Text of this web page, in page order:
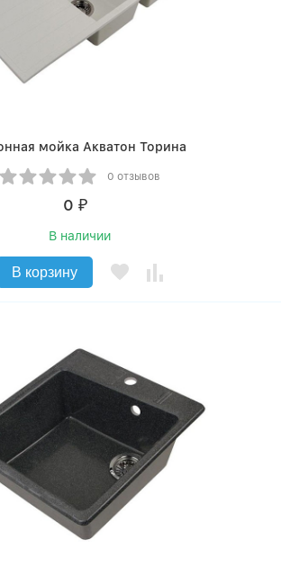
мойка Акватон Торина
0 отзывов
0 ₽
В наличии
В корзину